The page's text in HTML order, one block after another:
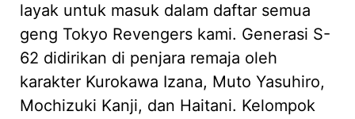
layak untuk masuk dalam daftar semua
geng Tokyo Revengers kami. Generasi S-
62 didirikan di penjara remaja oleh
karakter Kurokawa Izana, Muto Yasuhiro,
Mochizuki Kanji, dan Haitani. Kelompok